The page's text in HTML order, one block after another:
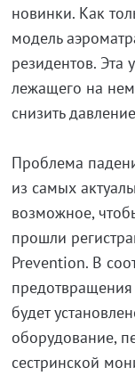
новинки. Как
модель
резидентов. Эта
лежащего на
снизить
Проблема
из самых
возможное,
прошли
Prevention. В
будет
оборудование,
сестринской